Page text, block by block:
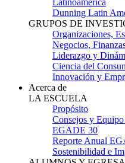
Latinoamérica
Dunning Latin
GRUPOS DE
Organizaciones,
Negocios,
Liderazgo y
Ciencia del
Innovación y
Acerca de
LA ESCUELA
Propósito
Consejos y
EGADE 30
Reporte Anual
Sostenibilidad e